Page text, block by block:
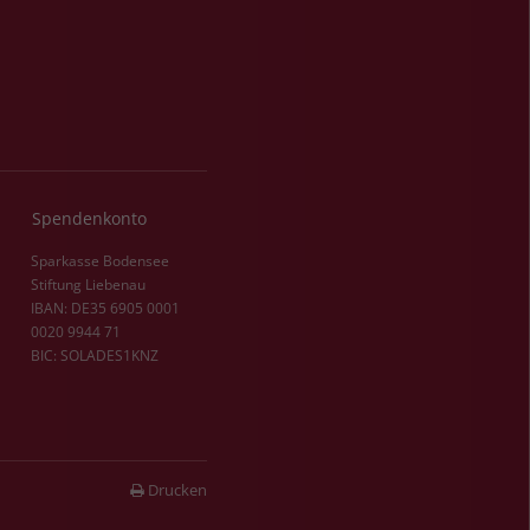
Spendenkonto
Sparkasse Bodensee
Stiftung Liebenau
IBAN: DE35 6905 0001
0020 9944 71
BIC: SOLADES1KNZ
Drucken